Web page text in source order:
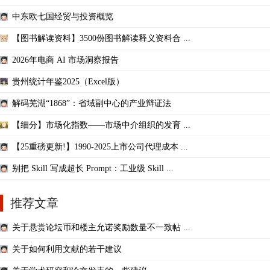
中东欧七国经贸与投资概览
【图书解读资料】3500份图书解读释义资料合 ...
2026年电商 AI 市场洞察报告
贵州统计年鉴2025（Excel版）
解码芜湖“1868”：省域副中心的产业辩证法
【细分】市场化指数——市场中介组织的发育 ...
【25重磅更新!】1990-2025上市公司代理成本 ...
别把 Skill 写成超长 Prompt：工业级 Skill ...
推荐文章
关于悬赏论坛币和楼主允诺奖励数量不一致帖 ...
关于如何利用文献的若干建议